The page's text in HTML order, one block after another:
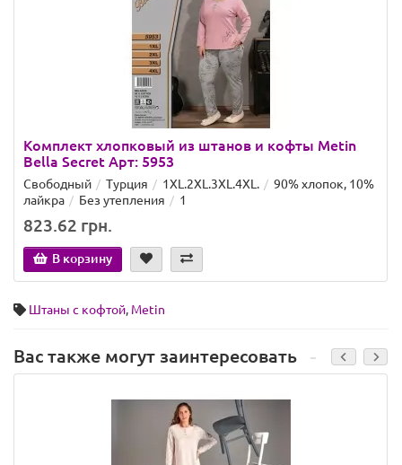
Комплект хлопковый из штанов и кофты Metin
Bella Secret Арт: 5953
Свободный Турция 1XL.2XL.3XL.4XL.
90% хлопок, 10%
лайкра
Без утепления 1
823.62 грн.
В корзину
Штаны с кофтой, Metin
Вас также могут заинтересовать